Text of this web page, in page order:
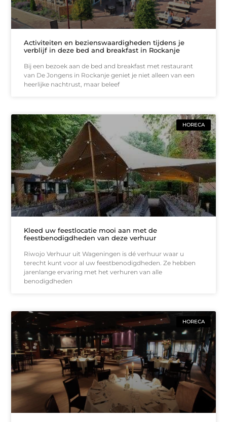
Activiteiten en bezienswaardigheden tijdens je
verblijf in deze bed and breakfast in Rockanje
Bij een bezoek aan de bed and breakfast met restaurant
van De Jongens in Rockanje geniet je niet alleen van een
heerlijke nachtrust, maar beleef
HORECA
Kleed uw feestlocatie mooi aan met de
feestbenodigdheden van deze verhuur
Riwojo Verhuur uit Wageningen is dé verhuur waar u
terecht kunt voor al uw feestbenodigdheden. Ze hebben
jarenlange ervaring met het verhuren van alle
benodigdheden
HORECA